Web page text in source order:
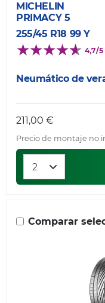
MICHELIN
PRIMACY 5
255/45 R18 99 Y
4,7/5
Neumático de
211,00 €
Precio de montaje no
Comparar